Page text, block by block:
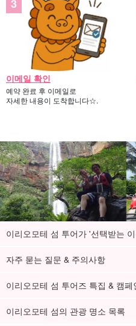
이메일 확인
예약 완료 후 이메일로
자세한 내용이 도착합니다☆.
이리오모테 섬 투어가 '선택받는
자주 묻는 질문 & 주의사항
이리오모테 섬 투어즈 특집 & 캠페
이리오모테 섬의 관광 명소 목록